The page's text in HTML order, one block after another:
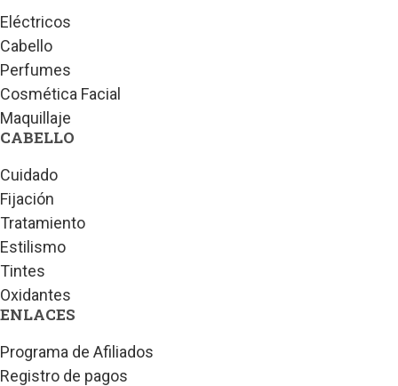
Eléctricos
Cabello
Perfumes
Cosmética Facial
Maquillaje
CABELLO
Cuidado
Fijación
Tratamiento
Estilismo
Tintes
Oxidantes
ENLACES
Programa de Afiliados
Registro de pagos